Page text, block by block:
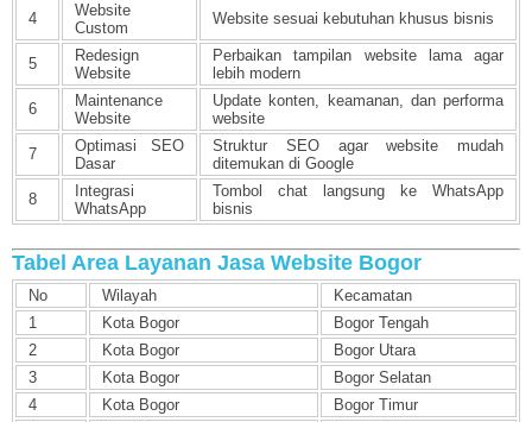
4
Website
Custom
Website sesuai kebutuhan khusus bisnis
5
Redesign
Website
Perbaikan tampilan website lama agar
lebih modern
6
Maintenance
Website
Update konten, keamanan, dan performa
website
7
Optimasi SEO
Dasar
Struktur SEO agar website mudah
ditemukan di Google
8
Integrasi
WhatsApp
Tombol chat langsung ke WhatsApp
bisnis
Tabel Area Layanan Jasa Website Bogor
No Wilayah
Kecamatan
1
Kota Bogor
Bogor Tengah
2
Kota Bogor
Bogor Utara
3
Kota Bogor
Bogor Selatan
4
Kota Bogor
Bogor Timur